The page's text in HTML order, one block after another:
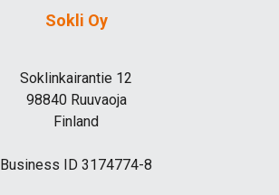
Sokli Oy
Soklinkairantie 12
98840 Ruuvaoja
Finland
Business ID 3174774-8